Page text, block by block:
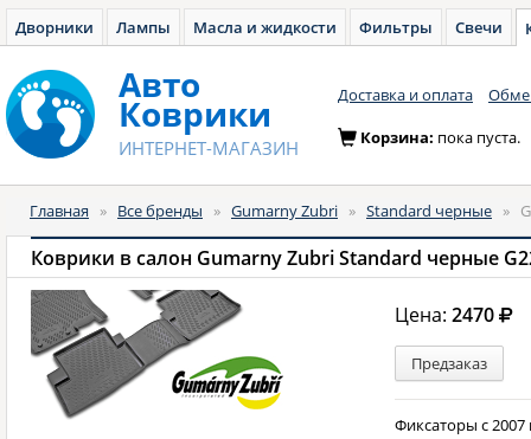
Дворники Лампы Масла и жидкости Фильтры Свечи
Авто
Коврики
ИНТЕРНЕТ-МАГАЗИН
Доставка и оплата
Корзина: пока пуста.
Главная » Все бренды » Gumarny Zubri » Standard черные »
Коврики в салон Gumarny Zubri Standard черные
Цена:2470
Предзаказ
Фиксаторы с